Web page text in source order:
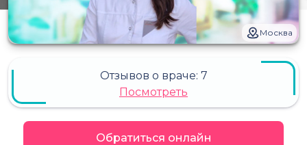
Москва
Отзывов о враче: 7
Посмотреть
Обратиться онлайн